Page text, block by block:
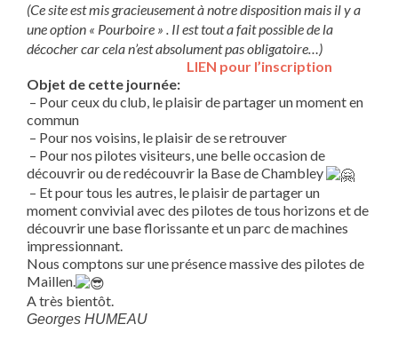
(Ce site est mis gracieusement à notre disposition mais il y a
une option « Pourboire » . Il est tout a fait possible de la
décocher car cela n’est absolument pas obligatoire…)
LIEN pour l’inscription
Objet de cette journée:
– Pour ceux du club, le plaisir de partager un moment en
commun
– Pour nos voisins, le plaisir de se retrouver
– Pour nos pilotes visiteurs, une belle occasion de
découvrir ou de redécouvrir la Base de Chambley
– Et pour tous les autres, le plaisir de partager un
moment convivial avec des pilotes de tous horizons et de
découvrir une base florissante et un parc de machines
impressionnant.
Nous comptons sur une présence massive des pilotes de
Maillen.
A très bientôt.
Georges HUMEAU